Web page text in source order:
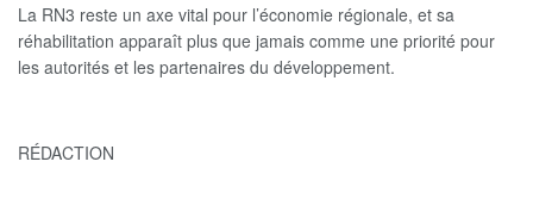
La RN3 reste un axe vital pour l’économie régionale, et sa
réhabilitation apparaît plus que jamais comme une priorité pour
les autorités et les partenaires du développement.
RÉDACTION